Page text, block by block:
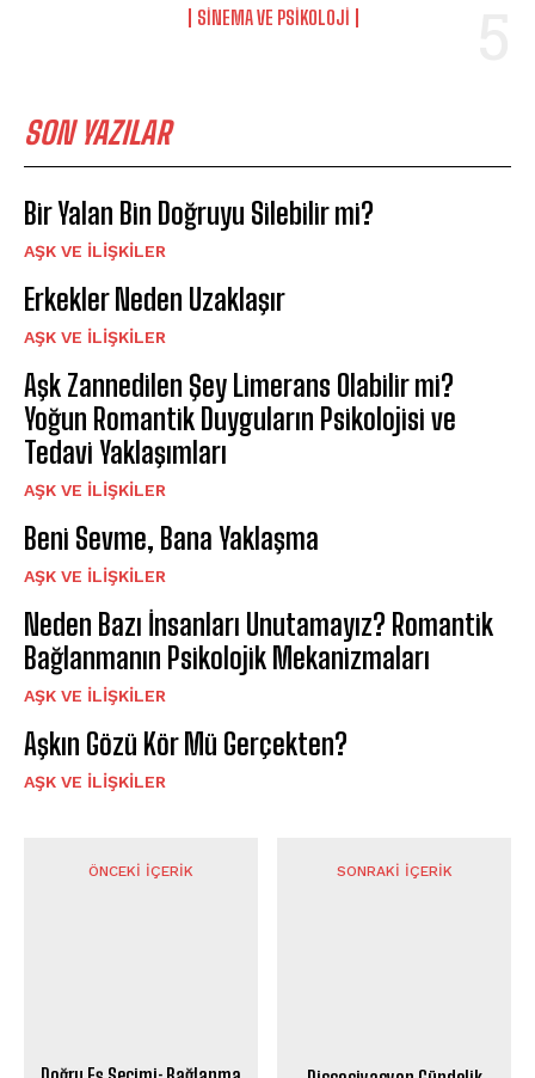
SINEMA VE PSIKOLOJI
SON YAZILAR
Bir Yalan Bin Doğruyu Silebilir mi?
AŞK VE İLIŞKILER
Erkekler Neden Uzaklaşır
AŞK VE İLIŞKILER
Aşk Zannedilen Şey Limerans Olabilir mi?
Yoğun Romantik Duyguların Psikolojisi ve
Tedavi Yaklaşımları
AŞK VE İLIŞKILER
Beni Sevme, Bana Yaklaşma
AŞK VE İLIŞKILER
Neden Bazı İnsanları Unutamayız? Romantik
Bağlanmanın Psikolojik Mekanizmaları
AŞK VE İLIŞKILER
Aşkın Gözü Kör Mü Gerçekten?
AŞK VE İLIŞKILER
ÖNCEKI İÇERIK SONRAKI İÇERIK